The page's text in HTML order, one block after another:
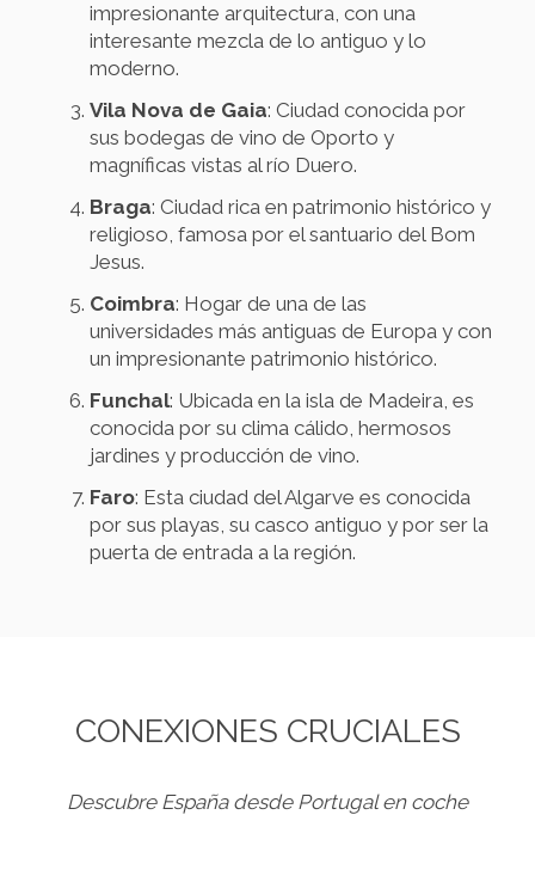
impresionante arquitectura, con una
interesante mezcla de lo antiguo y lo
moderno.
Vila Nova de Gaia: Ciudad conocida por
sus bodegas de vino de Oporto y
magníficas vistas al río Duero.
Braga: Ciudad rica en patrimonio histórico y
religioso, famosa por el santuario del Bom
Jesus.
Coimbra: Hogar de una de las
universidades más antiguas de Europa y con
un impresionante patrimonio histórico.
Funchal: Ubicada en la isla de Madeira, es
conocida por su clima cálido, hermosos
jardines y producción de vino.
Faro: Esta ciudad del Algarve es conocida
por sus playas, su casco antiguo y por ser la
puerta de entrada a la región.
CONEXIONES CRUCIALES
Descubre España desde Portugal en coche